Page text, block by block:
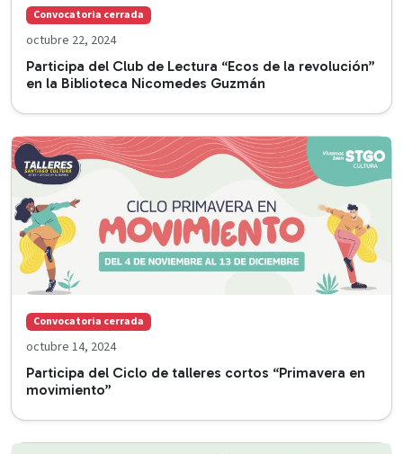
Convocatoria cerrada
octubre 22, 2024
Participa del Club de Lectura “Ecos de la revolución”
en la Biblioteca Nicomedes Guzmán
Convocatoria cerrada
octubre 14, 2024
Participa del Ciclo de talleres cortos “Primavera en
movimiento”